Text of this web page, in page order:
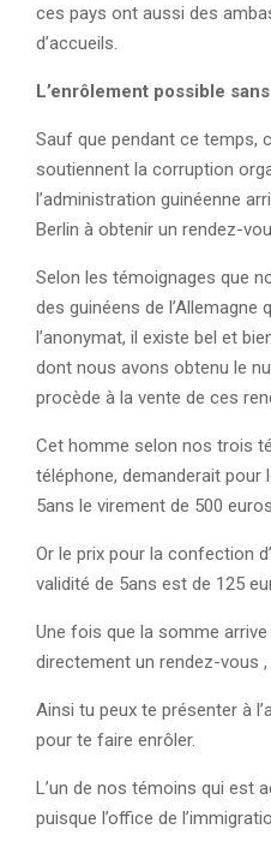
ces pays ont aussi des
d’accueils.
L’enrôlement possible
Sauf que pendant ce temps,
soutiennent la corruption
l’administration guinéenne
Berlin à obtenir un rendez-
Selon les témoignages que
des guinéens de l’Allemagne
l’anonymat, il existe bel et
dont nous avons obtenu le
procède à la vente de ces
Cet homme selon nos trois
téléphone, demanderait pour
5ans le virement de 500
Or le prix pour la confection
validité de 5ans est de 125
Une fois que la somme
directement un rendez-vous
Ainsi tu peux te présenter à
pour te faire enrôler.
L’un de nos témoins qui est
puisque l’office de